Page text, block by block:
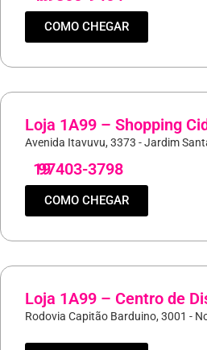
COMO CHEGAR
Loja 1A99 – Shopping
Avenida Itavuvu, 3373 - Jardim
19
97403-3798
COMO CHEGAR
Loja 1A99 – Centro de
Rodovia Capitão Barduino, 3001 -